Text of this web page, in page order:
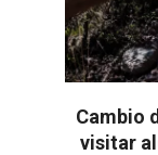
Cambio
visitar